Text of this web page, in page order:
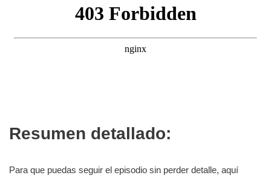
Resumen detallado:
Para que puedas seguir el episodio sin perder detalle, aquí